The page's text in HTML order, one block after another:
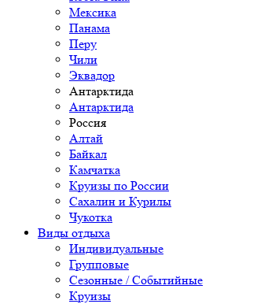
Мексика
Панама
Перу
Чили
Эквадор
Антарктида
Антарктида
Россия
Алтай
Байкал
Камчатка
Круизы по России
Сахалин и Курилы
Чукотка
Виды отдыха
Индивидуальные
Групповые
Сезонные / Событийные
Круизы